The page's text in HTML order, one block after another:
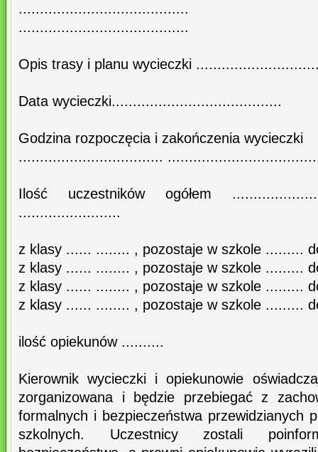
........................................
........................................
Opis trasy i planu wycieczki
Data wycieczki........................................
Godzina rozpoczęcia i zakończenia wycieczki
..................................
Ilość uczestników ogółem
........................
z klasy ...... ........ , pozostaje w szkole .........
z klasy ...... ........ , pozostaje w szkole .........
z klasy ...... ........ , pozostaje w szkole .........
z klasy ...... ........ , pozostaje w szkole .........
ilość opiekunów ..........
Kierownik wycieczki i opiekunowie
zorganizowana i będzie przebiegać z
formalnych i bezpieczeństwa przewidzianych
szkolnych. Uczestnicy zostali